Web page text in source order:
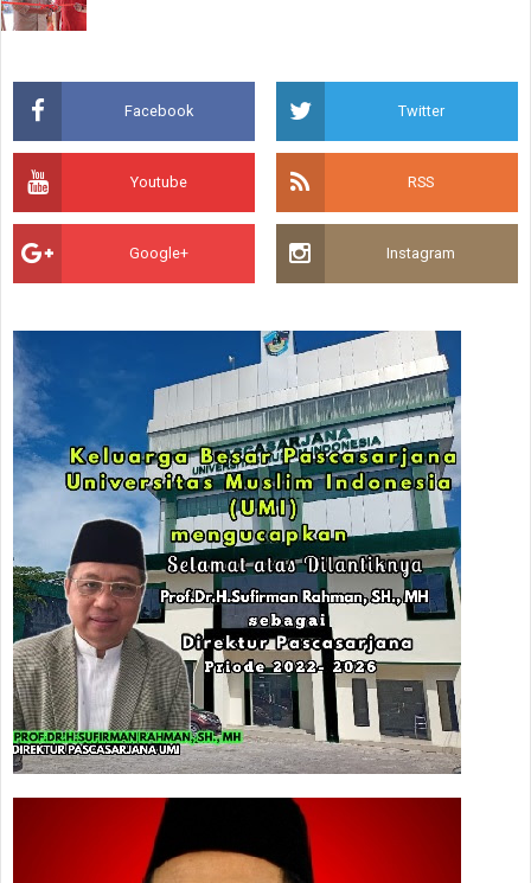
Facebook Twitter
Youtube RSS
Google+ Instagram